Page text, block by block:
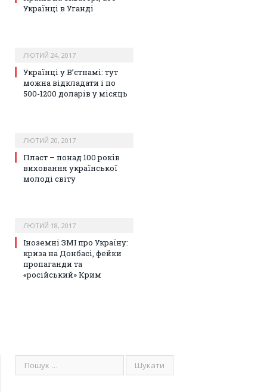
Українці в Уганді
ЛЮТИЙ 24, 2017
Українці у В’єтнамі: тут
можна відкладати і по
500-1200 доларів у місяць
ЛЮТИЙ 20, 2017
Пласт – понад 100 років
виховання української
молоді світу
ЛЮТИЙ 18, 2017
Іноземні ЗМІ про Україну:
криза на Донбасі, фейки
пропаганди та
«російський» Крим